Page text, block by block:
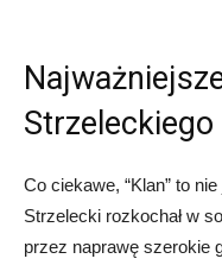
Strzeleckiego
Co ciekawe, “Klan” to
Strzelecki rozkochał w
przez naprawę szerokie